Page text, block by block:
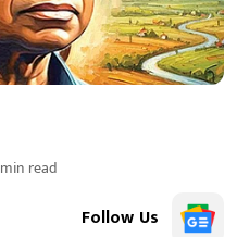
min read
Follow Us